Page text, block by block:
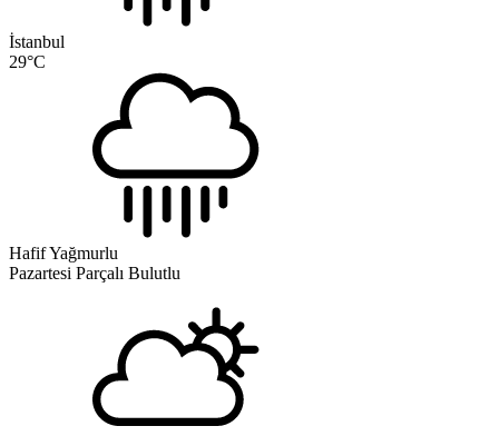
İstanbul
29°C
Hafif Yağmurlu
Pazartesi Parçalı Bulutlu